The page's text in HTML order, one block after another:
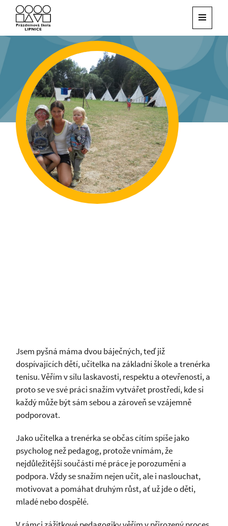
Jsem pyšná máma dvou báječných, teď již
dospívajících dětí, učitelka na základní škole a trenérka
tenisu. Věřím v sílu laskavosti, respektu a otevřenosti, a
proto se ve své práci snažím vytvářet prostředí, kde si
každý může být sám sebou a zároveň se vzájemně
podporovat.
Jako učitelka a trenérka se občas cítím spíše jako
psycholog než pedagog, protože vnímám, že
nejdůležitější součástí mé práce je porozumění a
podpora. Vždy se snažím nejen učit, ale i naslouchat,
motivovat a pomáhat druhým růst, ať už jde o děti,
mladé nebo dospělé.